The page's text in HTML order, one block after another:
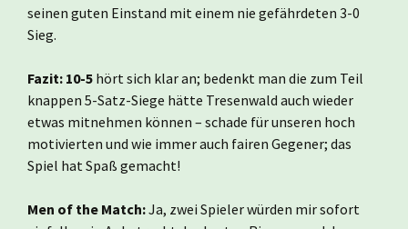
seinen guten Einstand mit einem nie gefährdeten 3-0
Sieg.
Fazit: 10-5 hört sich klar an; bedenkt man die zum Teil
knappen 5-Satz-Siege hätte Tresenwald auch wieder
etwas mitnehmen können – schade für unseren hoch
motivierten und wie immer auch fairen Gegener; das
Spiel hat Spaß gemacht!
Men of the Match:Ja, zwei Spieler würden mir sofort